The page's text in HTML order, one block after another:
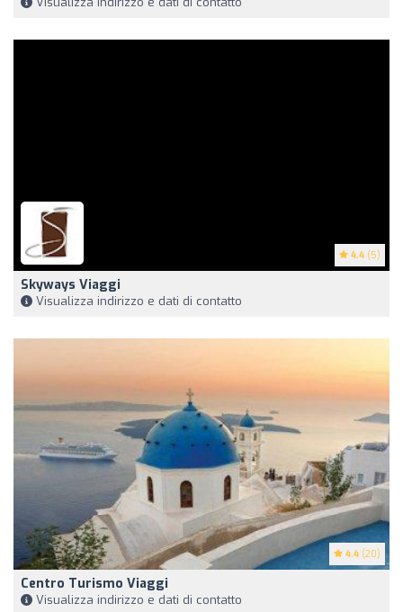
4.4 (5)
Skyways Viaggi
Visualizza indirizzo e dati di contatto
4.4 (20)
Centro Turismo Viaggi
Visualizza indirizzo e dati di contatto